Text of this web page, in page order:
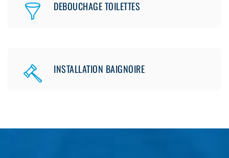
DEBOUCHAGE TOILETTES
INSTALLATION BAIGNOIRE